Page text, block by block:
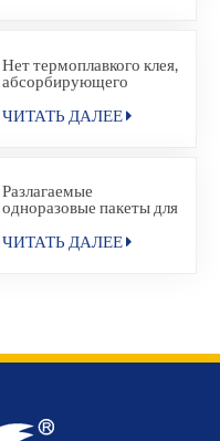
Нет термоплавкого клея,
абсорбирующего
материала для
гигиенической салфетки
ЧИТАТЬ ДАЛЕЕ
Разлагаемые
одноразовые пакеты для
термосвариваемые
пакеты для
ЧИТАТЬ ДАЛЕЕ